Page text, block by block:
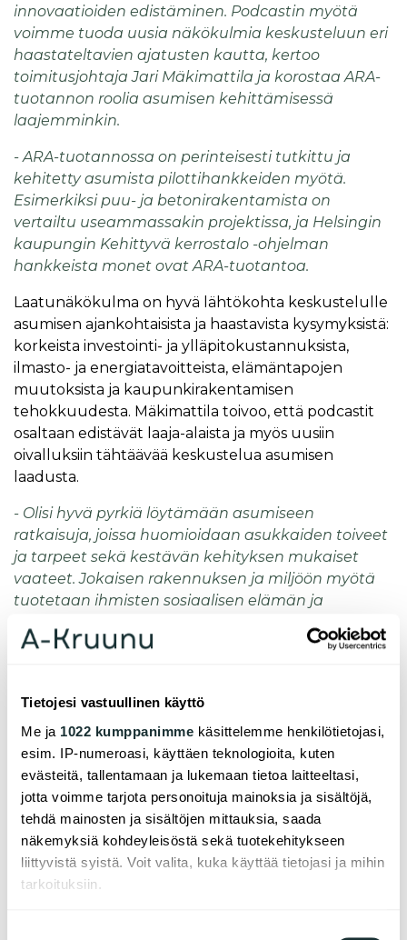
Tietojesi vastuullinen käyttö
Me ja 1022 kumppanimme käsittelemme henkilötietojasi,
esim. IP-numeroasi, käyttäen teknologioita, kuten
evästeitä, tallentamaan ja lukemaan tietoa laitteeltasi,
jotta voimme tarjota personoituja mainoksia ja sisältöjä,
tehdä mainosten ja sisältöjen mittauksia, saada
näkemyksiä kohdeyleisöstä sekä tuotekehitykseen
liittyvistä syistä. Voit valita, kuka käyttää tietojasi ja mihin
tarkoituksiin.
innovaatioiden edistäminen. Podcastin myötä
voimme tuoda uusia näkökulmia keskusteluun eri
haastateltavien ajatusten kautta, kertoo
toimitusjohtaja Jari Mäkimattila ja korostaa ARA-
tuotannon roolia asumisen kehittämisessä
laajemminkin.
- ARA-tuotannossa on perinteisesti tutkittu ja
kehitetty asumista pilottihankkeiden myötä.
Esimerkiksi puu- ja betonirakentamista on
vertailtu useammassakin projektissa, ja Helsingin
kaupungin Kehittyvä kerrostalo -ohjelman
hankkeista monet ovat ARA-tuotantoa.
Laatunäkökulma on hyvä lähtökohta keskustelulle
asumisen ajankohtaisista ja haastavista kysymyksistä:
korkeista investointi- ja ylläpitokustannuksista,
ilmasto- ja energiatavoitteista, elämäntapojen
muutoksista ja kaupunkirakentamisen
tehokkuudesta. Mäkimattila toivoo, että podcastit
osaltaan edistävät laaja-alaista ja myös uusiin
oivalluksiin tähtäävää keskustelua asumisen
laadusta.
- Olisi hyvä pyrkiä löytämään asumiseen
ratkaisuja, joissa huomioidaan asukkaiden toiveet
ja tarpeet sekä kestävän kehityksen mukaiset
vaateet. Jokaisen rakennuksen ja miljöön myötä
tuotetaan ihmisten sosiaalisen elämän ja
eteenpäin. Ei ole yhdentekevää, millaisen jäljen
A-Kruunun Asumisen laatu -podcast on
kuunneltavissa yhtiön verkkosivujen kautta
https://www.a-kruunu.fi/podcast
ja myös mm.
Spotifyssä ja Apple Podcastissa (iTunes). Kuudessa
jaksossa käsitellään asumisen laatua muun muassa
asukkaiden, arkkitehtien, rakentajien ja tutkijoiden
silmin. Podcastit juontaa asumisalaan erikoistunut
toimittaja Päivi Ruuskanen.